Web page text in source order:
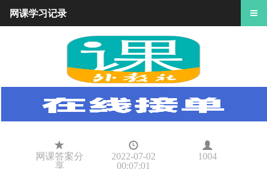
网课答案分
享
2022-07-02
00:07:01
1004
网课学习记录